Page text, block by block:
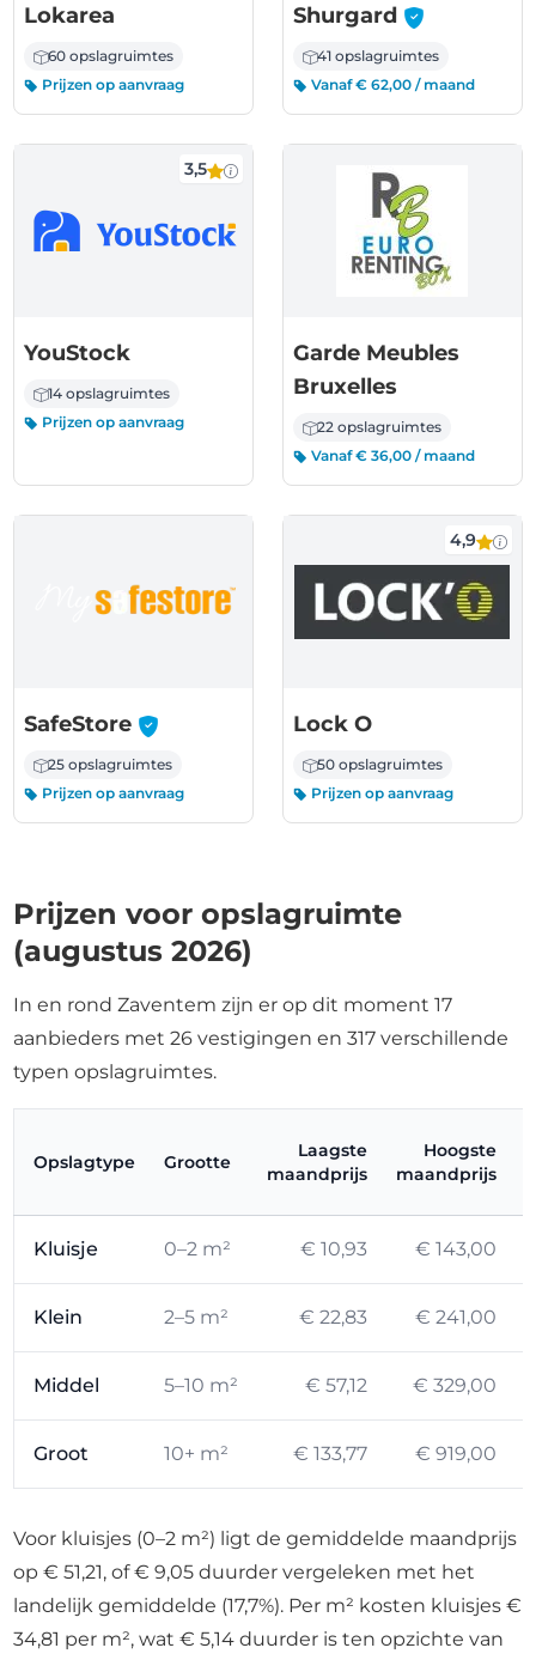
Lokarea
60 opslagruimtes
Prijzen op aanvraag
Shurgard -
41 opslagruimtes
Vanaf € 62,00 / maand
3,5
YouStock
14 opslagruimtes
Prijzen op aanvraag
Garde Meubles
Bruxelles
22 opslagruimtes
Vanaf € 36,00 / maand
SafeStore -
25 opslagruimtes
Prijzen op aanvraag
4,9
Lock O
50 opslagruimtes
Prijzen op aanvraag
Prijzen voor opslagruimte
(augustus 2026)
In en rond Zaventem zijn er op dit moment 17
aanbieders met 26 vestigingen en 317 verschillende
typen opslagruimtes.
Opslagtype Grootte
Laagste
maandprijs
Hoogste
maandprijs
Kluisje 0–2 m² € 10,93 € 143,00
Klein 2–5 m² € 22,83 € 241,00
Middel 5–10 m² € 57,12 € 329,00
Groot 10+ m² € 133,77 € 919,00
Voor kluisjes (0–2 m²) ligt de gemiddelde maandprijs
op € 51,21, of € 9,05 duurder vergeleken met het
landelijk gemiddelde (17,7%). Per m² kosten kluisjes €
34,81 per m², wat € 5,14 duurder is ten opzichte van